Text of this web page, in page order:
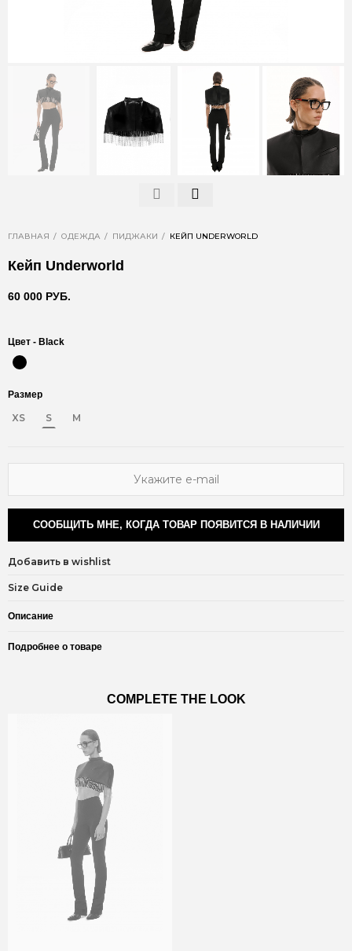
ГЛАВНАЯ ОДЕЖДА ПИДЖАКИ КЕЙП UNDERWORLD
Кейп Underworld
60 000 РУБ.
Цвет - Black
Размер
XS S M
СООБЩИТЬ МНЕ, КОГДА ТОВАР ПОЯВИТСЯ В НАЛИЧИИ
Добавить в wishlist
Size Guide
Описание
Подробнее о товаре
COMPLETE THE LOOK